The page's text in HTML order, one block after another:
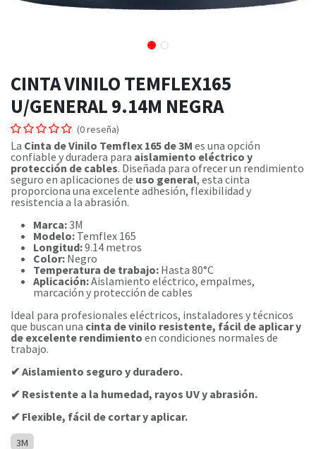
CINTA VINILO TEMFLEX165
U/GENERAL 9.14M NEGRA
(0 reseña)
La Cinta de Vinilo Temflex 165 de 3M es una opción
confiable y duradera para aislamiento eléctrico y
protección de cables. Diseñada para ofrecer un rendimiento
seguro en aplicaciones de uso general, esta cinta
proporciona una excelente adhesión, flexibilidad y
resistencia a la abrasión.
Marca:3M
Modelo: Temflex 165
Longitud:9.14 metros
Color: Negro
Temperatura de trabajo: Hasta 80°C
Aplicación:Aislamiento eléctrico, empalmes,
marcación y protección de cables
Ideal para profesionales eléctricos, instaladores y técnicos
que buscan una cinta de vinilo resistente, fácil de aplicar y
de excelente rendimiento en condiciones normales de
trabajo.
✔ Aislamiento seguro y duradero.
✔ Resistente a la humedad, rayos UV y abrasión.
✔ Flexible, fácil de cortar y aplicar.
3M